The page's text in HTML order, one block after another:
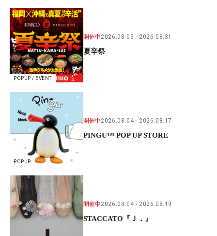
POPUP / EVENT
開催中2026.08.03 2026.08.31
夏辛祭
POPUP
開催中2026.08.04 2026.08.17
PINGU™ POP UP STORE
開催中2026.08.04 2026.08.19
STACCATO『Ｊ．』